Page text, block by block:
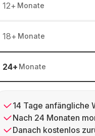
12+ Monate
18+ Monate
24+ Monate
14 Tage anfängliche
Nach 24 Monaten
Danach kostenlos